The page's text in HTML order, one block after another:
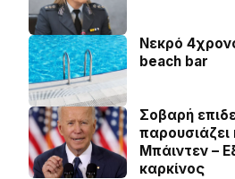
Νεκρό
beach bar
Σοβαρή
παρουσιάζει
Μπάιντεν –
καρκίνος